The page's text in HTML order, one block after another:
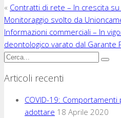
« Contratti di rete – In crescita
Monitoraggio svolto da
Informazioni commerciali – In
deontologico varato dal Garante
Articoli recenti
COVID-19:
adottare 18 Aprile 2020